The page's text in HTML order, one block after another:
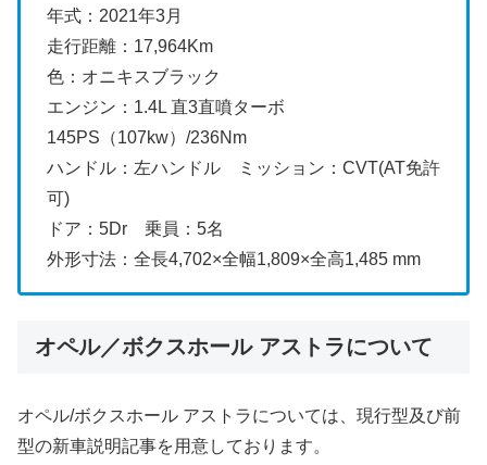
年式：2021年3月
走行距離：17,964Km
色：オニキスブラック
エンジン：1.4L 直3直噴ターボ
145PS（107kw）/236Nm
ハンドル：左ハンドル ミッション：CVT(AT免許
可)
ドア：5Dr 乗員：5名
外形寸法：全長4,702×全幅1,809×全高1,485 mm
オペル／ボクスホール アストラについて
オペル/ボクスホール アストラについては、現行型及び前
型の新車説明記事を用意しております。